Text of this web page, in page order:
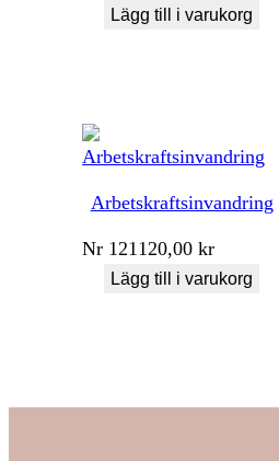
Lägg till i varukorg
Arbetskraftsinvandring
Nr 121120,00kr
Lägg till i varukorg